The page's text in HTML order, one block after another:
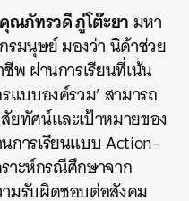
คุณภัทรวดี ภู่โต๊ะยามหา
นุษย์ มองว่า นิด้าช่วย
พ ผ่านการเรียนที่เน้น
แบบองค์รวม’ สามารถ
ยทัศน์และเป้าหมายของ
การเรียนแบบ Action-
าะห์กรณีศึกษาจาก
มรับผิดชอบต่อสังคม